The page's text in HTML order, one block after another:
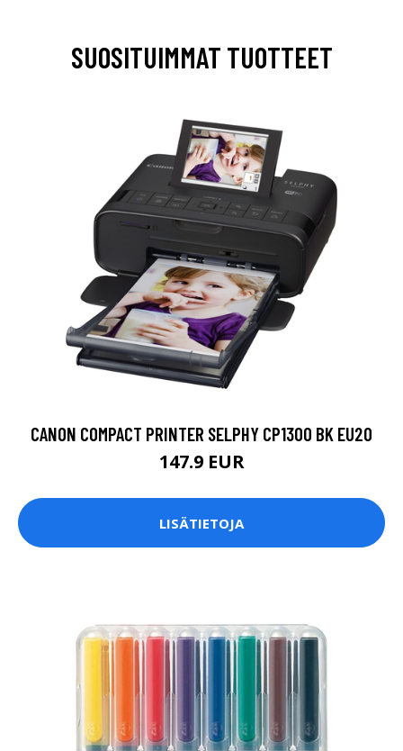
SUOSITUIMMAT TUOTTEET
CANON COMPACT PRINTER SELPHY CP1300 BK EU20
147.9 EUR
LISÄTIETOJA